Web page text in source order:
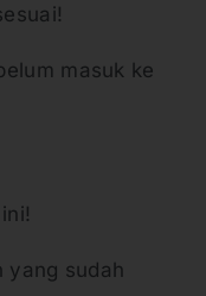
masuk ke
yang sudah